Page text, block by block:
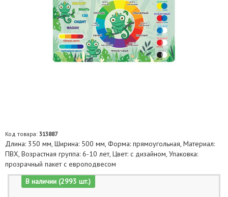
Код товара: 313887
Длина: 350 мм, Ширина: 500 мм, Форма: прямоугольная, Материал:
ПВХ, Возрастная группа: 6-10 лет, Цвет: с дизайном, Упаковка:
прозрачный пакет с европодвесом
В наличии (2993 шт.)